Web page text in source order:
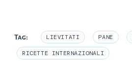
Tag: LIEVITATI PANE
RICETTE INTERNAZIONALI